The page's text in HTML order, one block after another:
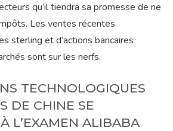
qu’il tiendra sa promesse de ne
Les ventes récentes
sterling et d’actions bancaires
sont sur les nerfs.
TECHNOLOGIQUES
DE CHINE SE
L’EXAMEN ALIBABA